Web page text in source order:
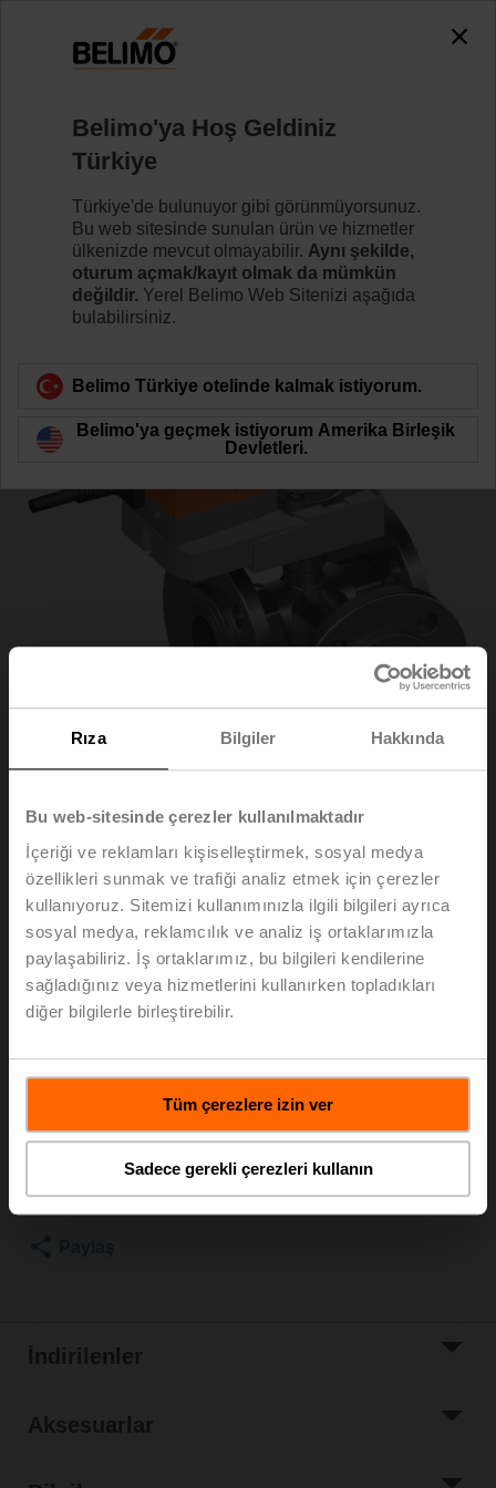
Rıza Bilgiler Hakkında
Bu web-sitesinde çerezler kullanılmaktadır
İçeriği ve reklamları kişiselleştirmek, sosyal medya
özellikleri sunmak ve trafiği analiz etmek için çerezler
kullanıyoruz. Sitemizi kullanımınızla ilgili bilgileri ayrıca
sosyal medya, reklamcılık ve analiz iş ortaklarımızla
paylaşabiliriz. İş ortaklarımız, bu bilgileri kendilerine
sağladığınız veya hizmetlerini kullanırken topladıkları
diğer bilgilerle birleştirebilir.
Tüm çerezlere izin ver
Sadece gerekli çerezleri kullanın
R7032R-B3/SRD230A
Daha fazla bilgi
R7032R-B3/SRD230A
Geçiş küresel vanası, 3 yollu, DN 32, Flanş, PN 6, ps
600 kPa, Kvs 32 m³/h, Akışkan sıcaklığı -10...100°C
[14...212°F]
Rotary motor, 16 Nm, AC 100...240 V, Aç/kapa, Yüzer
kontrol, 20 s, IP54
Sepete ekle
Proje listesine
ekle
İndirilenler
Aksesuarlar
Belimo'ya Hoş Geldiniz
Türkiye
Türkiye'de bulunuyor gibi görünmüyorsunuz.
Bu web sitesinde sunulan ürün ve hizmetler
ülkenizde mevcut olmayabilir. Aynı şekilde,
oturum açmak/kayıt olmak da mümkün
değildir. Yerel Belimo Web Sitenizi aşağıda
bulabilirsiniz.
Belimo Türkiye otelinde kalmak istiyorum.
Belimo'ya geçmek istiyorum Amerika Birleşik
Devletleri.